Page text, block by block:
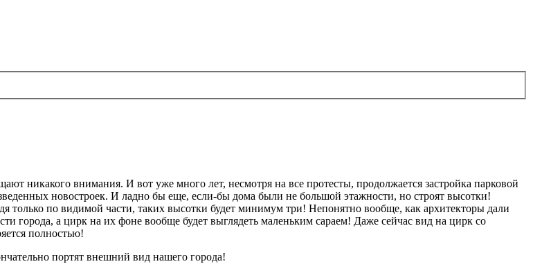
никакого внимания. И вот уже много лет, несмотря на все протесты, продолжается застройка парковой
новостроек. И ладно бы еще, если-бы дома были не большой этажности, но строят высотки!
только по видимой части, таких высотки будет минимум три! Непонятно вообще, как архитекторы дали
города, а цирк на их фоне вообще будет выглядеть маленьким сараем! Даже сейчас вид на цирк со
полностью!
портят внешний вид нашего города!